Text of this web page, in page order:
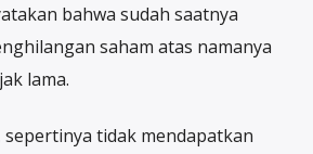
bahwa sudah saatnya
saham atas namanya
lama.
tidak mendapatkan